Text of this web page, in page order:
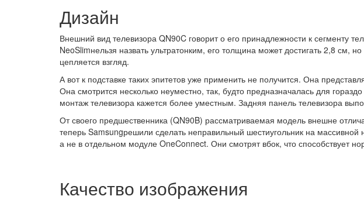
Дизайн
Внешний вид телевизора QN90C говорит о его принадлежности к сегменту
NeoSlimнельзя назвать ультратонким, его толщина может достигать 2,8 см,
цепляется взгляд.
А вот к подставке таких эпитетов уже применить не получится. Она
Она смотрится несколько неуместно, так, будто предназначалась для
монтаж телевизора кажется более уместным. Задняя панель телевизора
От своего предшественника (QN90B) рассматриваемая модель внешне
теперь Samsungрешили сделать неправильный шестиугольник на
а не в отдельном модуле OneConnect. Они смотрят вбок, что способствует
Качество изображения